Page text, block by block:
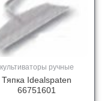
культиваторы ручные
Тяпка Idealspaten
66751601